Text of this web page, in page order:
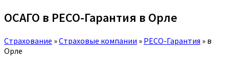
ОСАГО в РЕСО-Гарантия в Орле
Страхование »Страховые компании » РЕСО-Гарантия » в
Орле